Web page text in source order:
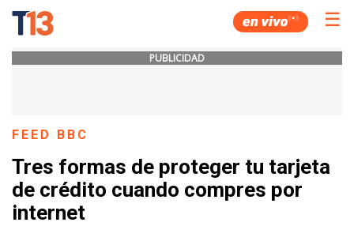
☰
PUBLICIDAD
FEED BBC
Tres formas de proteger tu tarjeta
de crédito cuando compres por
internet